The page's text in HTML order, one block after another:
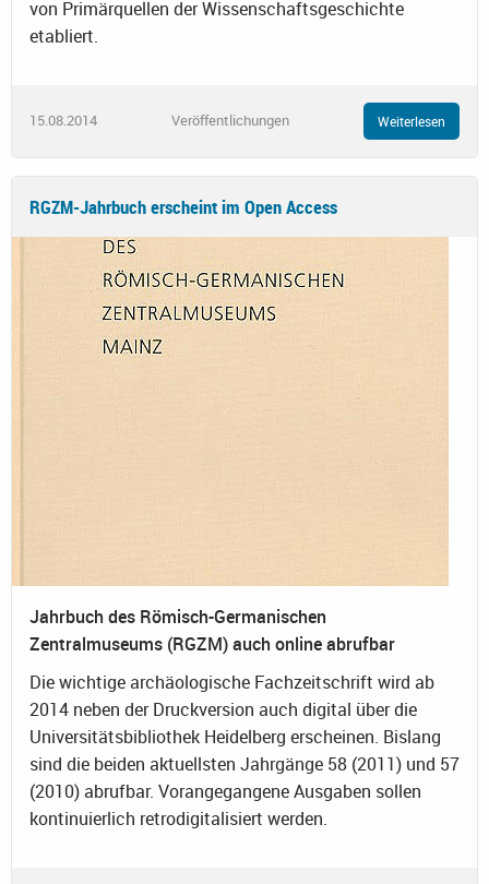
von Primärquellen der Wissenschaftsgeschichte
etabliert.
15.08.2014 Veröffentlichungen Weiterlesen
RGZM-Jahrbuch erscheint im Open Access
Jahrbuch des Römisch-Germanischen
Zentralmuseums (RGZM) auch online abrufbar
Die wichtige archäologische Fachzeitschrift wird ab
2014 neben der Druckversion auch digital über die
Universitätsbibliothek Heidelberg erscheinen. Bislang
sind die beiden aktuellsten Jahrgänge 58 (2011) und 57
(2010) abrufbar. Vorangegangene Ausgaben sollen
kontinuierlich retrodigitalisiert werden.